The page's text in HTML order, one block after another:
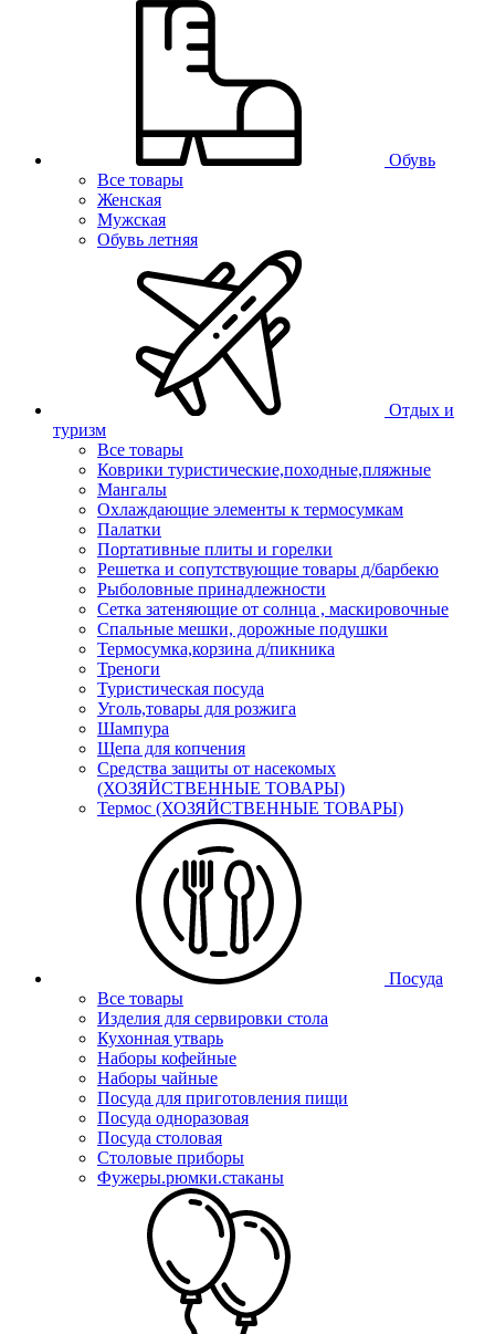
Обувь
Все товары
Женская
Мужская
Обувь летняя
Отдых и
туризм
Все товары
Коврики туристические,походные,пляжные
Мангалы
Охлаждающие элементы к термосумкам
Палатки
Портативные плиты и горелки
Решетка и сопутствующие товары д/барбекю
Рыболовные принадлежности
Сетка затеняющие от солнца , маскировочные
Спальные мешки, дорожные подушки
Термосумка,корзина д/пикника
Треноги
Туристическая посуда
Уголь,товары для розжига
Шампура
Щепа для копчения
Средства защиты от насекомых
(ХОЗЯЙСТВЕННЫЕ ТОВАРЫ)
Термос (ХОЗЯЙСТВЕННЫЕ ТОВАРЫ)
Посуда
Все товары
Изделия для сервировки стола
Кухонная утварь
Наборы кофейные
Наборы чайные
Посуда для приготовления пищи
Посуда одноразовая
Посуда столовая
Столовые приборы
Фужеры.рюмки.стаканы